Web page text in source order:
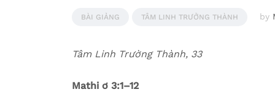
BÀI GIẢNG TÂM LINH TRƯỞNG THÀNH by
Tâm Linh TrườngThành, 33
Mathi ơ 3:1–12